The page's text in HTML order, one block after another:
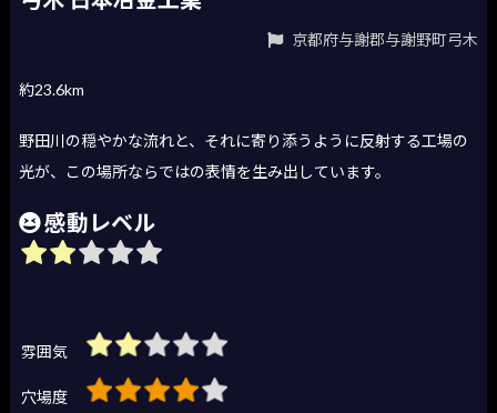
京都府与謝郡与謝野町弓木
約23.6km
野田川の穏やかな流れと、それに寄り添うように反射する工場の
光が、この場所ならではの表情を生み出しています。
感動レベル
雰囲気
穴場度